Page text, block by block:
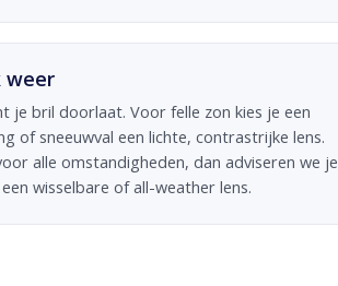
weer
je bril doorlaat. Voor felle zon kies je een
of sneeuwval een lichte, contrastrijke lens.
alle omstandigheden, dan adviseren we je
wisselbare of all-weather lens.